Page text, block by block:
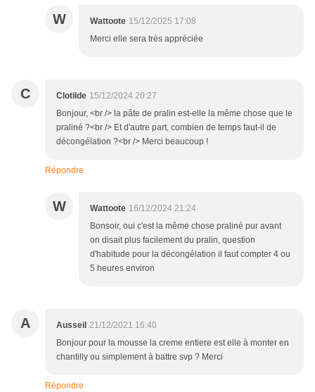
W Wattoote 15/12/2025 17:08
Merci elle sera très appréciée
C Clotilde 15/12/2024 20:27
Bonjour, <br /> la pâte de pralin est-elle la même chose que le
praliné ?<br /> Et d'autre part, combien de temps faut-il de
décongélation ?<br /> Merci beaucoup !
Répondre
W Wattoote 16/12/2024 21:24
Bonsoir, oui c'est la même chose praliné pur avant
on disait plus facilement du pralin, question
d'habitude pour la décongélation il faut compter 4 ou
5 heures environ
A Ausseil 21/12/2021 16:40
Bonjour pour la mousse la creme entiere est elle à monter en
chantilly ou simplement à battre svp ? Merci
Répondre